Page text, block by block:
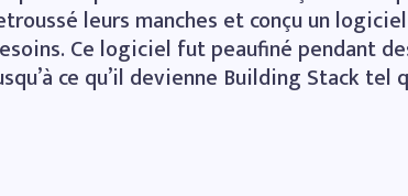
leurs manches et conçu un
Ce logiciel fut peaufiné pendant
ce qu’il devienne Building Stack tel